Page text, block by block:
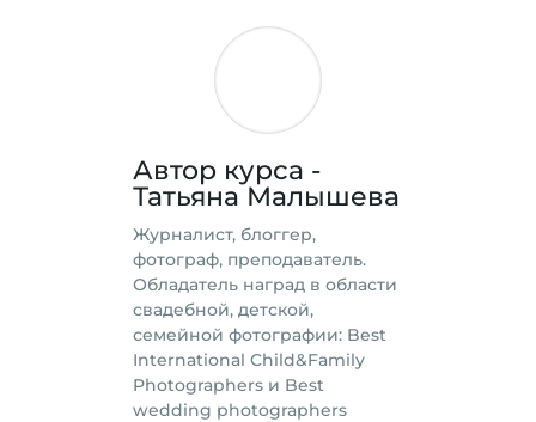
Автор курса -
Татьяна Малышева
Журналист, блоггер,
фотограф, преподаватель.
Обладатель наград в области
свадебной, детской,
семейной фотографии: Best
International Child&Family
Photographers и Best
wedding photographers